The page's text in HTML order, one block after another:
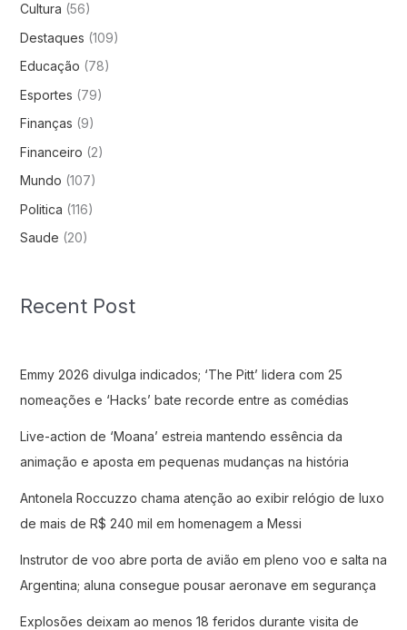
Cultura (56)
Destaques (109)
Educação (78)
Esportes (79)
Finanças (9)
Financeiro (2)
Mundo (107)
Politica (116)
Saude (20)
Recent Post
Emmy 2026 divulga indicados; ‘The Pitt’ lidera com 25
nomeações e ‘Hacks’ bate recorde entre as comédias
Live-action de ‘Moana’ estreia mantendo essência da
animação e aposta em pequenas mudanças na história
Antonela Roccuzzo chama atenção ao exibir relógio de luxo
de mais de R$ 240 mil em homenagem a Messi
Instrutor de voo abre porta de avião em pleno voo e salta na
Argentina; aluna consegue pousar aeronave em segurança
Explosões deixam ao menos 18 feridos durante visita de